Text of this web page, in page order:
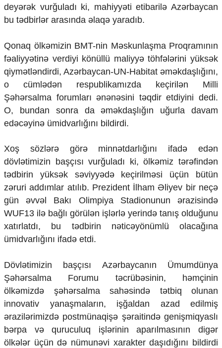
Crossmedia.az - 1 yaş
Siyasət
Ekologiya
Zəfər - 5
Gənclər və İdman
Media və QHT
Hadisə
Sağlamlıq
Sosium
Mənəvi dəyərlər
Texnologiya
Əlaqə
Missiyamız
deyərək vurğuladı ki, mahiyyəti etibarilə Azərbaycan
bu tədbirlər arasında əlaqə yaradıb.
Qonaq ölkəmizin BMT-nin Məskunlaşma Proqramının
fəaliyyətinə verdiyi könüllü maliyyə töhfələrini yüksək
qiymətləndirdi, Azərbaycan-UN-Habitat əməkdaşlığını,
o cümlədən respublikamızda keçirilən Milli
Şəhərsalma forumları ənənəsini təqdir etdiyini dedi.
O, bundan sonra da əməkdaşlığın uğurla davam
edəcəyinə ümidvarlığını bildirdi.
Xoş sözlərə görə minnətdarlığını ifadə edən
dövlətimizin başçısı vurğuladı ki, ölkəmiz tərəfindən
tədbirin yüksək səviyyədə keçirilməsi üçün bütün
zəruri addımlar atılıb. Prezident İlham Əliyev bir neçə
gün əvvəl Bakı Olimpiya Stadionunun ərazisində
WUF13 ilə bağlı görülən işlərlə yerində tanış olduğunu
xatırlatdı, bu tədbirin nəticəyönümlü olacağına
ümidvarlığını ifadə etdi.
Dövlətimizin başçısı Azərbaycanın Ümumdünya
Şəhərsalma Forumu təcrübəsinin, həmçinin
ölkəmizdə şəhərsalma sahəsində tətbiq olunan
innovativ yanaşmaların, işğaldan azad edilmiş
ərazilərimizdə postmünaqişə şəraitində genişmiqyaslı
bərpa və quruculuq işlərinin aparılmasının digər
ölkələr üçün də nümunəvi xarakter daşıdığını bildirdi